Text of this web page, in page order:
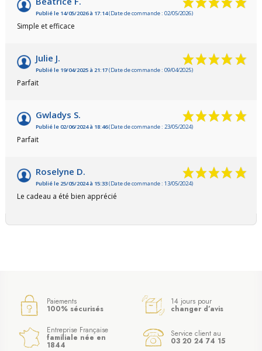
Publié le 14/05/2026 à 17:14(Date de commande : 02/05/2026)
Simple et efficace
Julie J.
Publié le 19/04/2025 à 21:17(Date de commande : 09/04/2025)
Parfait
Gwladys S.
Publié le 02/06/2024 à 18:46(Date de commande : 23/05/2024)
Parfait
Roselyne D.
Publié le 25/05/2024 à 15:33(Date de commande : 13/05/2024)
Le cadeau a été bien apprécié
Paiements
100% sécurisés
14 jours pour
changer d’avis
Entreprise Française
familiale née en
1844
Service client au
03 20 24 74 15